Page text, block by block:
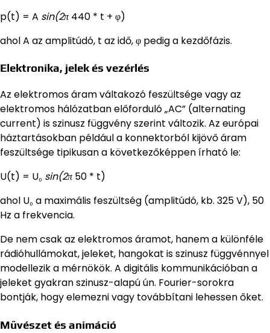
p(t) = A sin(2π440 * t + φ)
ahol A az amplitúdó, t az idő, φ pedig a kezdőfázis.
Elektronika, jelek és vezérlés
Az elektromos áram váltakozó feszültsége vagy az
elektromos hálózatban előforduló „AC” (alternating
current) is szinusz függvény szerint változik. Az európai
háztartásokban például a konnektorból kijövő áram
feszültsége tipikusan a következőképpen írható le:
U(t) = U₀ sin(2π50 * t)
ahol U₀ a maximális feszültség (amplitúdó, kb. 325 V), 50
Hz a frekvencia.
De nem csak az elektromos áramot, hanem a különféle
rádióhullámokat, jeleket, hangokat is szinusz függvénnyel
modellezik a mérnökök. A digitális kommunikációban a
jeleket gyakran szinusz-alapú ún. Fourier-sorokra
bontják, hogy elemezni vagy továbbítani lehessen őket.
Művészet és animáció